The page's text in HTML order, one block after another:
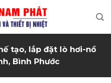
tạo, lắp đặt lò hơi-nồ
Bình Phước